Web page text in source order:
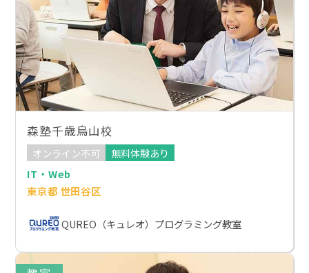
森塾千歳烏山校
オンライン不可
無料体験あり
IT・Web
東京都 世田谷区
QUREO（キュレオ）プログラミング教室